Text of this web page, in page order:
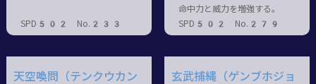
SPD502 No.233
命中力と威力を増強する。
SPD502 No.279
天空喚問（テンクウカン
玄武捕縄（ゲンブホジョ